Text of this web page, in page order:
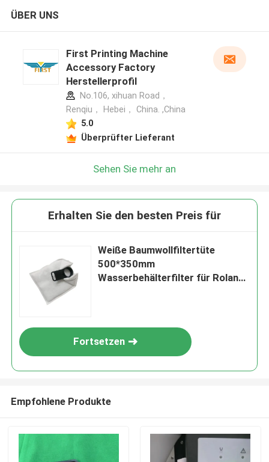
ÜBER UNS
First Printing Machine
Accessory Factory
Herstellerprofil
No.106, xihuan Road，
Renqiu， Hebei， China. ,China
5.0
Überprüfter Lieferant
Sehen Sie mehr an
Erhalten Sie den besten Preis für
Weiße Baumwollfiltertüte
500*350mm
Wasserbehälterfilter für Roland
Fortsetzen
Empfohlene Produkte